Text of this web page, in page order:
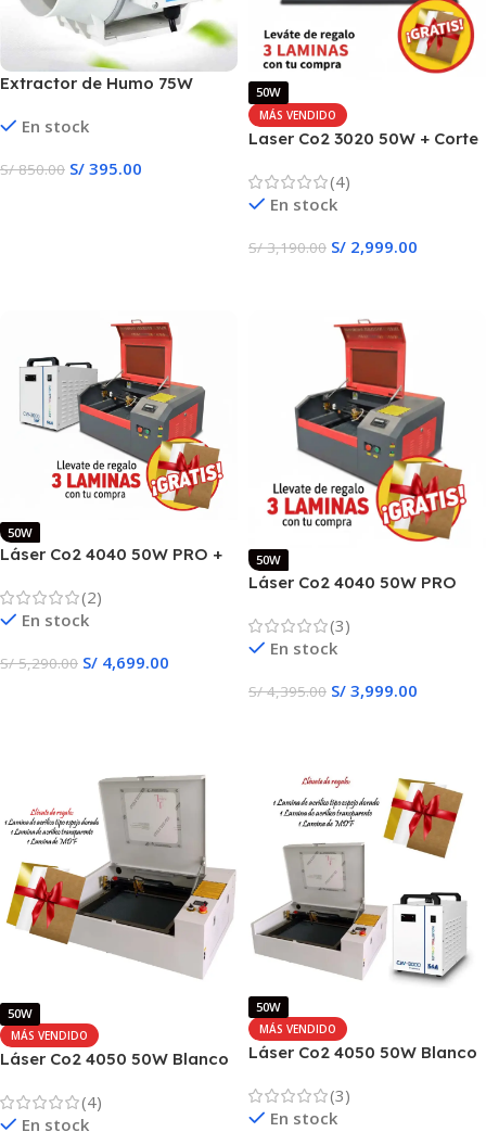
Extractor de Humo 75W
En stock
S/850.00 S/ 395.00
50W
MÁS VENDIDO
Laser Co2 3020 50W + Corte
(4)
En stock
S/3,190.00 S/ 2,999.00
50W
Láser Co2 4040 50W PRO +
(2)
En stock
S/5,290.00 S/ 4,699.00
50W
Láser Co2 4040 50W PRO
Automático
(3)
En stock
S/4,395.00 S/ 3,999.00
50W
MÁS VENDIDO
Láser Co2 4050 50W Blanco
(4)
En stock
50W
MÁS VENDIDO
Láser Co2 4050 50W Blanco
(3)
En stock